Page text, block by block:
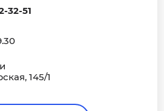
32-51
145/1